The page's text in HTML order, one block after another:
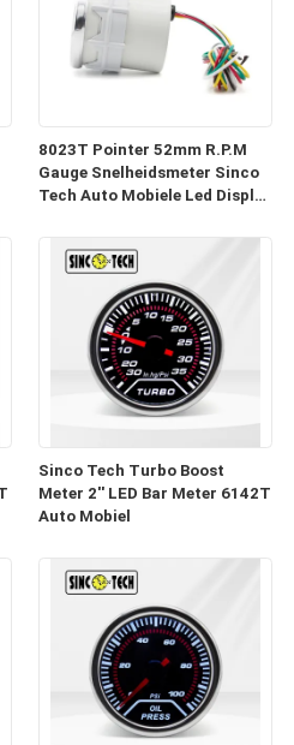
8023T Pointer 52mm R.P.M
Gauge Snelheidsmeter Sinco
Tech Auto Mobiele Led Display
Sinco Tech Turbo Boost
Meter 2'' LED Bar Meter 6142T
Auto Mobiel